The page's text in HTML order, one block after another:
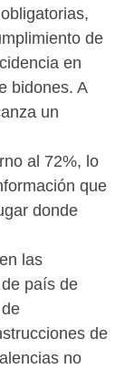
de
en
bidones. A
un
al 72%, lo
que
donde
las
país de
de
no